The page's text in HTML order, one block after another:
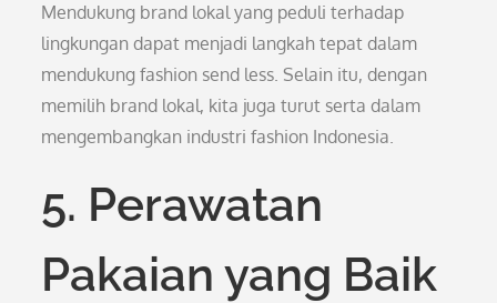
Mendukung brand lokal yang peduli terhadap
lingkungan dapat menjadi langkah tepat dalam
mendukung fashion send less. Selain itu, dengan
memilih brand lokal, kita juga turut serta dalam
mengembangkan industri fashion Indonesia.
5. Perawatan
Pakaian yang Baik